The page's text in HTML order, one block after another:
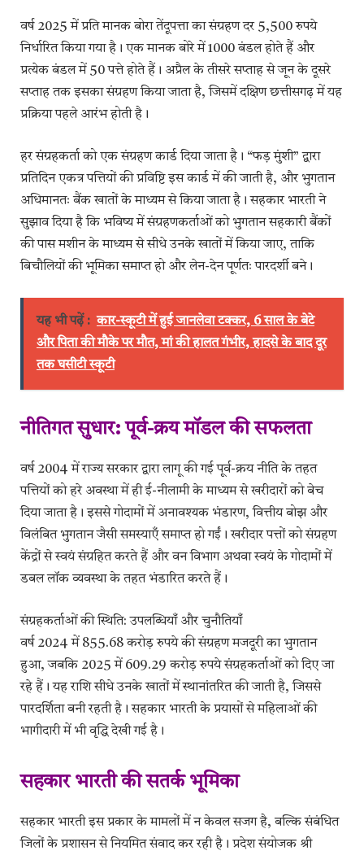
वर्ष 2025 में प्रति मानक बोरा तेंदूपत्ता का संग्रहण दर 5,500 रुपये
निर्धारित किया गया है। एक मानक बोरे में 1000 बंडल होते हैं और
प्रत्येक बंडल में 50 पत्ते होते हैं। अप्रैल के तीसरे सप्ताह से जून के दूसरे
सप्ताह तक इसका संग्रहण किया जाता है, जिसमें दक्षिण छत्तीसगढ़ में यह
प्रक्रिया पहले आरंभ होती है।
हर संग्रहकर्ता को एक संग्रहण कार्ड दिया जाता है। “फड़ मुंशी” द्वारा
प्रतिदिन एकत्र पत्तियों की प्रविष्टि इस कार्ड में की जाती है, और भुगतान
अधिमानतः बैंक खातों के माध्यम से किया जाता है। सहकार भारती ने
सुझाव दिया है कि भविष्य में संग्रहणकर्ताओं को भुगतान सहकारी बैंकों
की पास मशीन के माध्यम से सीधे उनके खातों में किया जाए, ताकि
बिचौलियों की भूमिका समाप्त हो और लेन-देन पूर्णतः पारदर्शी बने।
यह भी पढ़ें : कार-स्कूटी में हुई जानलेवा टक्कर, 6 साल के बेटे
और पिता की मौके पर मौत, मां की हालत गंभीर, हादसे के बाद दूर
तक घसीटी स्कूटी
नीतिगत सुधार: पूर्व-क्रय मॉडल की सफलता
वर्ष 2004 में राज्य सरकार द्वारा लागू की गई पूर्व-क्रय नीति के तहत
पत्तियों को हरे अवस्था में ही ई-नीलामी के माध्यम से खरीदारों को बेच
दिया जाता है। इससे गोदामों में अनावश्यक भंडारण, वित्तीय बोझ और
विलंबित भुगतान जैसी समस्याएँ समाप्त हो गईं। खरीदार पत्तों को संग्रहण
केंद्रों से स्वयं संग्रहित करते हैं और वन विभाग अथवा स्वयं के गोदामों में
डबल लॉक व्यवस्था के तहत भंडारित करते हैं।
संग्रहकर्ताओं की स्थिति: उपलब्धियाँ और चुनौतियाँ
वर्ष 2024 में 855.68 करोड़ रुपये की संग्रहण मजदूरी का भुगतान
हुआ, जबकि 2025 में 609.29 करोड़ रुपये संग्रहकर्ताओं को दिए जा
रहे हैं। यह राशि सीधे उनके खातों में स्थानांतरित की जाती है, जिससे
पारदर्शिता बनी रहती है। सहकार भारती के प्रयासों से महिलाओं की
भागीदारी में भी वृद्धि देखी गई है।
सहकार भारती की सतर्क भूमिका
सहकार भारती इस प्रकार के मामलों में न केवल सजग है, बल्कि संबंधित
जिलों के प्रशासन से नियमित संवाद कर रही है। प्रदेश संयोजक श्री